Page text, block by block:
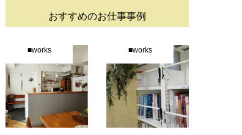
おすすめのお仕事事例
■works ■works